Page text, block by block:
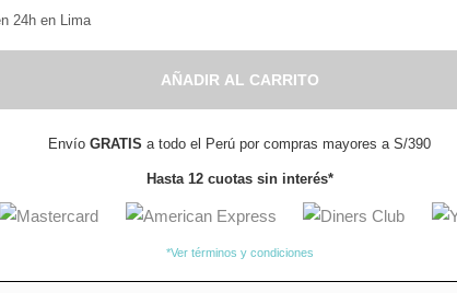
24h en Lima
AÑADIR AL CARRITO
Envío GRATIS a todo el Perú por compras mayores a S/390
Hasta 12 cuotas sin interés*
*Ver términos y condiciones